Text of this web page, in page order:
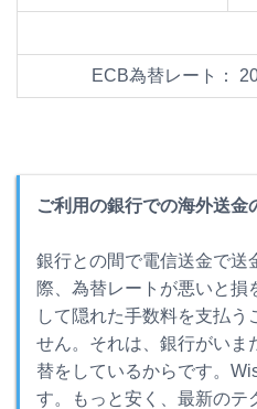
ECB為替レート：
ご利用の銀行での海外送金
銀行との間で電信送金で送
際、為替レートが悪いと損
して隠れた手数料を支払う
せん。それは、銀行がいま
替をしているからです。
す。もっと安く、最新のテ